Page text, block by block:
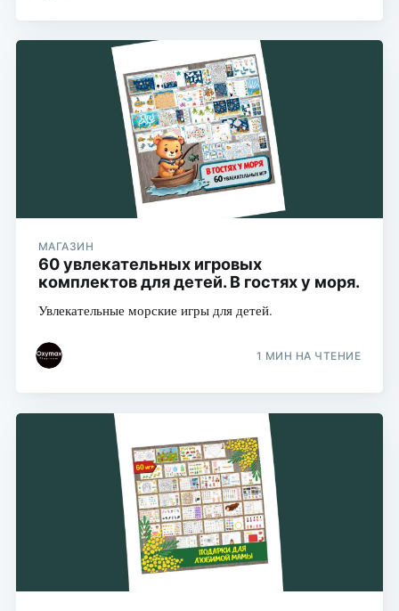
МАГАЗИН
60 увлекательных игровых
комплектов для детей. В гостях у моря.
Увлекательные морские игры для детей.
1 МИН НА ЧТЕНИЕ